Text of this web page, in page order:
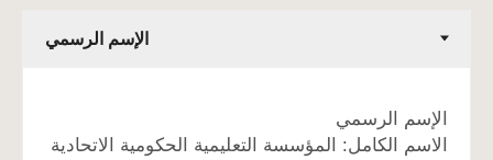
الإسم الرسمي
الاسم الكامل: المؤسسة التعليمية الحكومية الاتحادية